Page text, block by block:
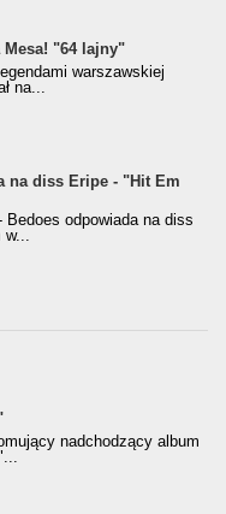
Mesa! "64 lajny"
warszawskiej
na...
na diss Eripe - "Hit Em
Bedoes odpowiada na diss
w...
nadchodzący album